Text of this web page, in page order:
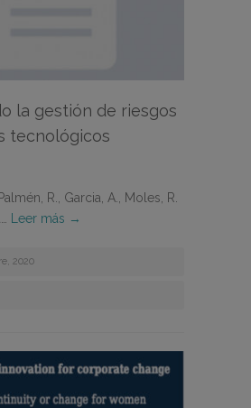
la gestión de riesgos
tecnológicos
R., Garcia, A., Moles, R.
Leer más →
2020